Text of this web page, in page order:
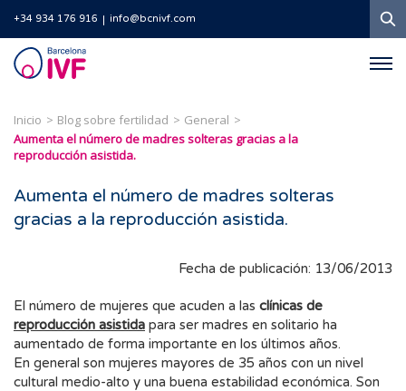
+34 934 176 916 info@bcnivf.com
Barcelona
IVF
Inicio Blog sobre fertilidad
General
Aumenta el número de madres solteras gracias a la
reproducción asistida.
Aumenta el número de madres solteras
gracias a la reproducción asistida.
Fecha de publicación: 13/06/2013
El número de mujeres que acuden a las clínicas de
reproducción asistida para ser madres en solitario ha
aumentado de forma importante en los últimos años.
En general son mujeres mayores de 35 años con un nivel
cultural medio-alto y una buena estabilidad económica. Son